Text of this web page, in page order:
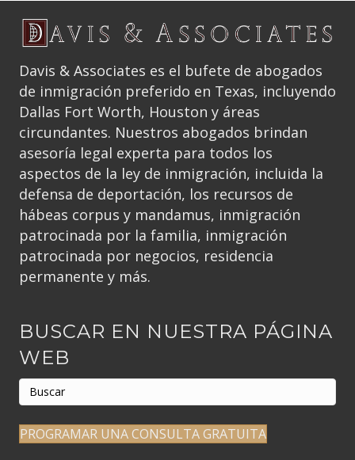
Davis & Associates es el bufete de abogados
de inmigración preferido en Texas, incluyendo
Dallas Fort Worth, Houston y áreas
circundantes. Nuestros abogados brindan
asesoría legal experta para todos los
aspectos de la ley de inmigración, incluida la
defensa de deportación, los recursos de
hábeas corpus y mandamus, inmigración
patrocinada por la familia, inmigración
patrocinada por negocios, residencia
permanente y más.
BUSCAR EN NUESTRA PÁGINA
WEB
PROGRAMAR UNA CONSULTA GRATUITA